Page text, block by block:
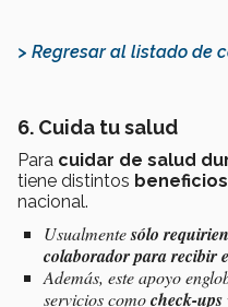
> Regresar al listado de
6. Cuida tu salud
Para cuidar de salud
tiene distintos beneficios
nacional.
Usualmentesólo
colaborador para recibir
Además, este apoyo
servicios comocheck-ups